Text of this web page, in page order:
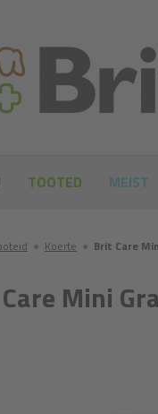
● Koerte ● Brit Care
Mini
TOOTED MEIST